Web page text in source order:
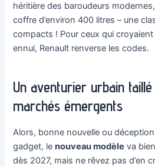
héritière des baroudeurs
coffre d’environ 400 litres – une
compacts ! Pour ceux qui
ennui, Renault renverse les codes.
Un aventurier urbain
marchés émergents
Alors, bonne nouvelle ou déception
gadget, lenouveau modèle va
dès 2027, mais ne rêvez pas d’en